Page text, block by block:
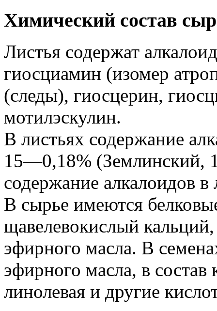
Химический состав
Листья содержат
гиосциамин (изомер
(следы), гиосцерин,
мотилэскулин.
В листьях содержание
15—0,18% (Землинский,
содержание алкалоидов
В сырье имеются
щавелевокислый
эфирного масла. В
эфирного масла, в состав
линолевая и другие